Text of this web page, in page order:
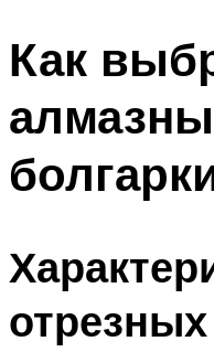
Как
отрезных